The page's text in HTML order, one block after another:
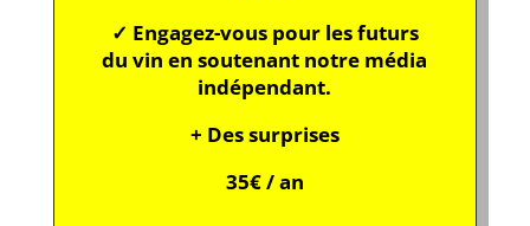
✓ Engagez-vous pour les futurs
du vin en soutenant notre média
indépendant.
+ Des surprises
35€ / an